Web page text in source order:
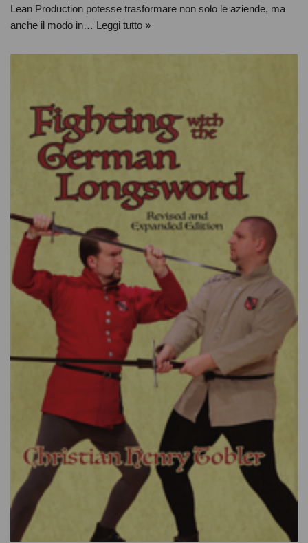
Lean Production potesse trasformare non solo le aziende, ma
anche il modo in… Leggi tutto »